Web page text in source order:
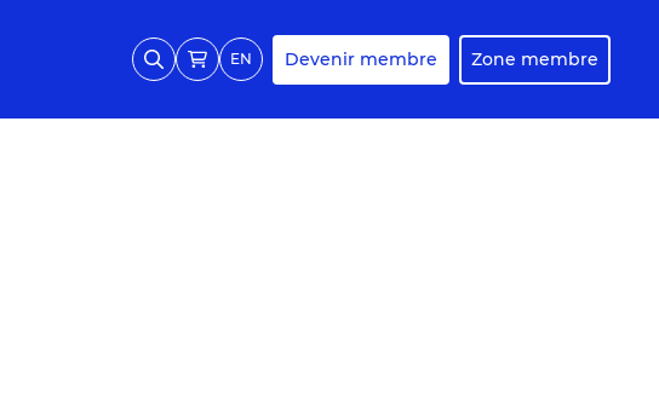
EN Devenir membre Zone membre